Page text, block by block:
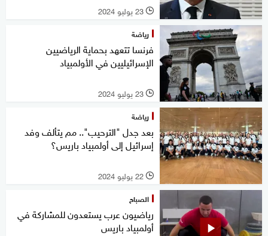
l 23 يوليو 2024
رياضة
فرنسا تتعهد بحماية الرياضيين
الإسرائيليين في الأولمبياد
l 23 يوليو 2024
رياضة
بعد جدل "الترحيب".. مم يتألف وفد
إسرائيل إلى أولمبياد باريس؟
l 22 يوليو 2024
الصباح
رياضيون عرب يستعدون للمشاركة في
أولمبياد باريس